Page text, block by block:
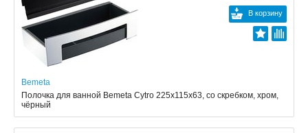
В корзину
Bemeta
Полочка для ванной Bemeta Cytro 225x115x63, со скребком, хром,
чёрный